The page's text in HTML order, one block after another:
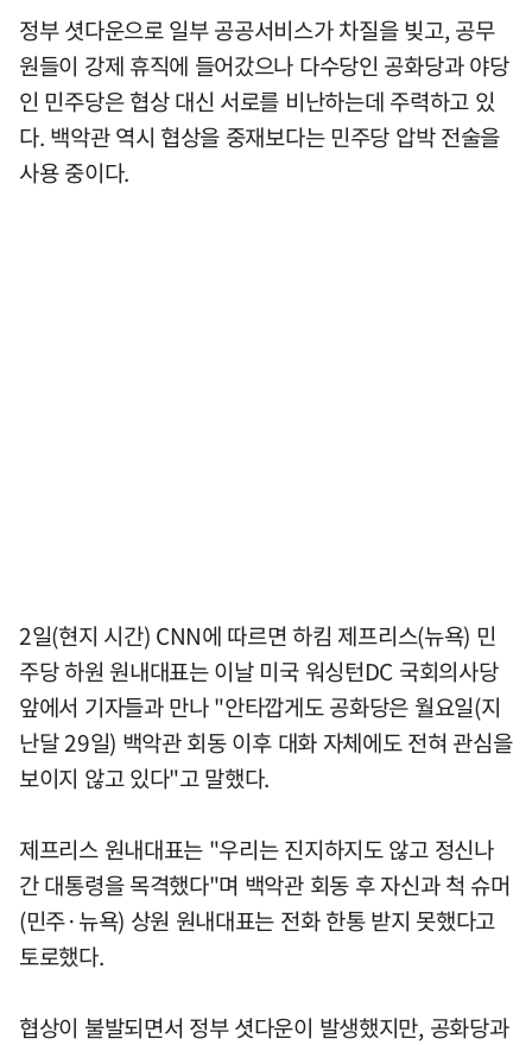
정부 셧다운으로 일부 공공서비스가 차질을 빚고, 공무
원들이 강제 휴직에 들어갔으나 다수당인 공화당과 야당
인 민주당은 협상 대신 서로를 비난하는데 주력하고 있
다. 백악관 역시 협상을 중재보다는 민주당 압박 전술을
사용 중이다.
2일(현지 시간) CNN에 따르면 하킴 제프리스(뉴욕) 민
주당 하원 원내대표는 이날 미국 워싱턴DC 국회의사당
앞에서 기자들과 만나 "안타깝게도 공화당은 월요일(지
난달 29일) 백악관 회동 이후 대화 자체에도 전혀 관심을
보이지 않고 있다"고 말했다.
제프리스 원내대표는 "우리는 진지하지도 않고 정신나
간 대통령을 목격했다"며 백악관 회동 후 자신과 척 슈머
(민주·뉴욕) 상원 원내대표는 전화 한통 받지 못했다고
토로했다.
협상이 불발되면서 정부 셧다운이 발생했지만, 공화당과